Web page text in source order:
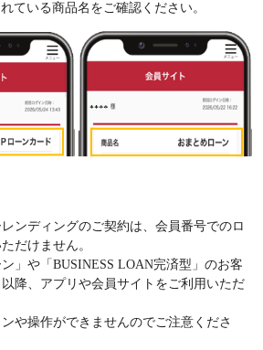
ている商品名をご確認ください。
レンディングのご契約は、会員番号でのロ
だけません。
ン」や「BUSINESS LOAN完済型」のお客
降、アプリや会員サイトをご利用いただ
や操作ができませんのでご注意くださ